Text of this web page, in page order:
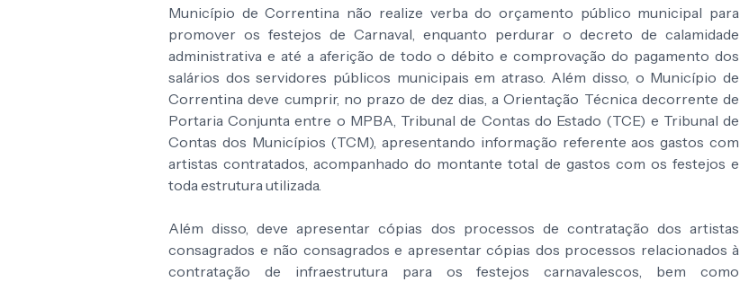
Município de Correntina não realize verba do orçamento público municipal para
promover os festejos de Carnaval, enquanto perdurar o decreto de calamidade
administrativa e até a aferição de todo o débito e comprovação do pagamento dos
salários dos servidores públicos municipais em atraso. Além disso, o Município de
Correntina deve cumprir, no prazo de dez dias, a Orientação Técnica decorrente de
Portaria Conjunta entre o MPBA, Tribunal de Contas do Estado (TCE) e Tribunal de
Contas dos Municípios (TCM), apresentando informação referente aos gastos com
artistas contratados, acompanhado do montante total de gastos com os festejos e
toda estrutura utilizada.
Além disso, deve apresentar cópias dos processos de contratação dos artistas
consagrados e não consagrados e apresentar cópias dos processos relacionados à
contratação de infraestrutura para os festejos carnavalescos, bem como